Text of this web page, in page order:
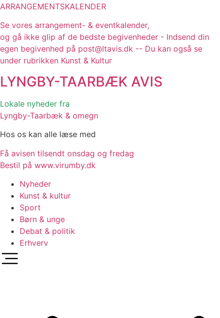
ARRANGEMENTSKALENDER
Se vores arrangement- & eventkalender,
og gå ikke glip af de bedste begivenheder - Indsend din
egen begivenhed på post@ltavis.dk -- Du kan også se
under rubrikken Kunst & Kultur
LYNGBY-TAARBÆK AVIS
Lokale nyheder fra
Lyngby-Taarbæk & omegn
Hos os kan alle læse med
Få avisen tilsendt onsdag og fredag
Bestil på www.virumby.dk
Nyheder
Kunst & kultur
Sport
Børn & unge
Debat & politik
Erhverv